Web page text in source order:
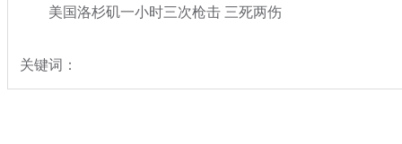
美国洛杉矶一小时三次枪击 三死两伤
关键词：